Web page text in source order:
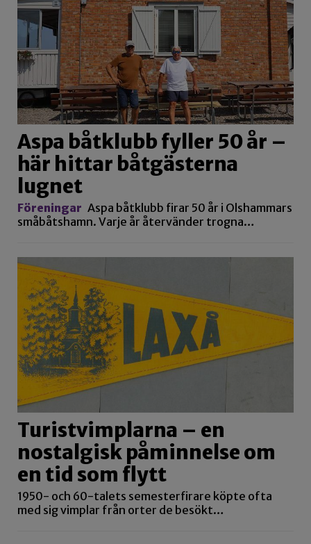
Aspa båtklubb fyller 50 år –
här hittar båtgästerna
lugnet
Föreningar Aspa båtklubb firar 50 år i Olshammars
småbåtshamn. Varje år återvänder trogna…
Turistvimplarna – en
nostalgisk påminnelse om
en tid som flytt
1950- och 60-talets semesterfirare köpte ofta
med sig vimplar från orter de besökt…